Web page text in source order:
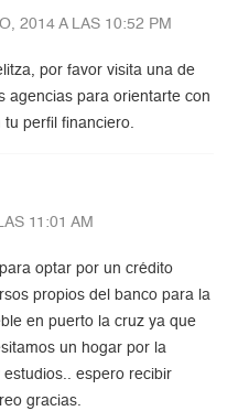
2014 A LAS 10:52 PM
por favor visita una de
agencias para orientarte con
tu perfil financiero.
11:01 AM
optar por un crédito
propios del banco para la
en puerto la cruz ya que
un hogar por la
espero recibir
gracias.